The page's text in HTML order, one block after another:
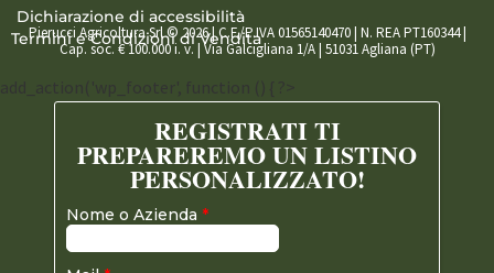
Dichiarazione di accessibilità
Termini e Condizioni di Vendita
Pierucci Agricoltura Srl © 2026 | C.F./P.IVA 01565140470 | N. REA PT160344 |
Cap. soc. € 100.000 i. v. | Via Galcigliana 1/A | 51031 Agliana (PT)
add_action('wp_footer', function () { ?>